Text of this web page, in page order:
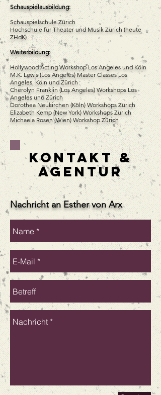
Schauspielausbildung:
Schauspielschule Zürich
Hochschule für Theater und Musik Zürich (heute
ZHdK)
​Weiterbildung:
Hollywood Acting Workshop Los Angeles und Köln
M.K. Lewis (Los Angeles) Master Classes Los
Angeles, Köln und Zürich
Cherolyn Franklin (Los Angeles) Workshops Los
Angeles und Zürich
Dorothea Neukirchen (Köln) Workshops Zürich
Elizabeth Kemp (New York) Workshops Zürich
Michaela Rosen (Wien) Workshop Zürich
KONTAKt &
AGENTUR
Nachricht an Esther von Arx